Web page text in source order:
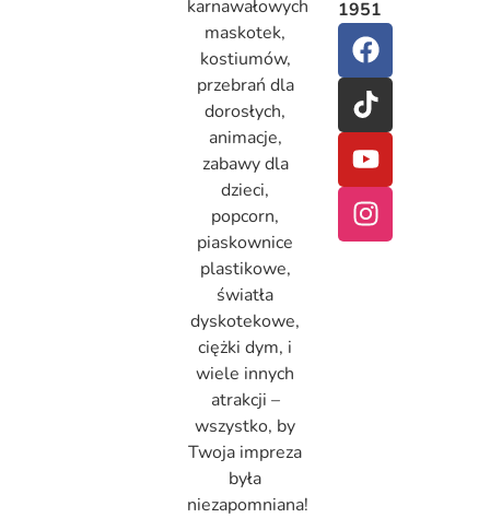
karnawałowych
maskotek,
kostiumów,
przebrań dla
dorosłych,
animacje,
zabawy dla
dzieci,
popcorn,
piaskownice
plastikowe,
światła
dyskotekowe,
ciężki dym, i
wiele innych
atrakcji –
wszystko, by
Twoja impreza
była
niezapomniana!
1951